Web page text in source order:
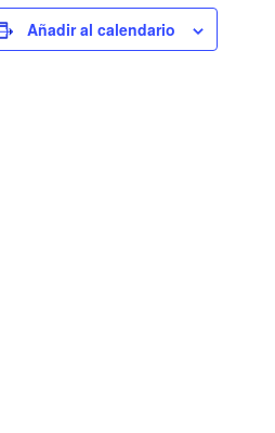
Añadir al calendario